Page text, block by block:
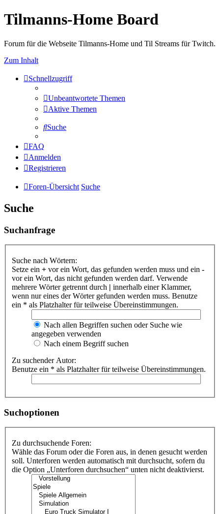
Tilmanns-Home Board
Forum für die Webseite Tilmanns-Home und Til Streams für Twitch.
Zum Inhalt
Schnellzugriff
Unbeantwortete Themen
Aktive Themen
Suche
FAQ
Anmelden
Registrieren
Foren-Übersicht Suche
Suche
Suchanfrage
Suche nach Wörtern:
Setze ein + vor ein Wort, das gefunden werden muss und ein -
vor ein Wort, das nicht gefunden werden darf. Verwende
mehrere Wörter getrennt durch | innerhalb einer Klammer,
wenn nur eines der Wörter gefunden werden muss. Benutze
ein * als Platzhalter für teilweise Übereinstimmungen.
Nach allen Begriffen suchen oder Suche wie
angegeben verwenden
Nach einem Begriff suchen
Zu suchender Autor:
Benutze ein * als Platzhalter für teilweise Übereinstimmungen.
Suchoptionen
Zu durchsuchende Foren:
Wähle das Forum oder die Foren aus, in denen gesucht werden
soll. Unterforen werden automatisch mit durchsucht, sofern du
die Option „Unterforen durchsuchen“ unten nicht deaktivierst.